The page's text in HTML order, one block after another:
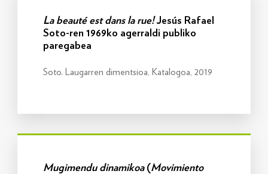
La beauté est dans la rue!Jesús Rafael
Soto-ren 1969ko agerraldi publiko
paregabea
Soto. Laugarren dimentsioa, Katalogoa, 2019
Mugimendu dinamikoa (Movimiento